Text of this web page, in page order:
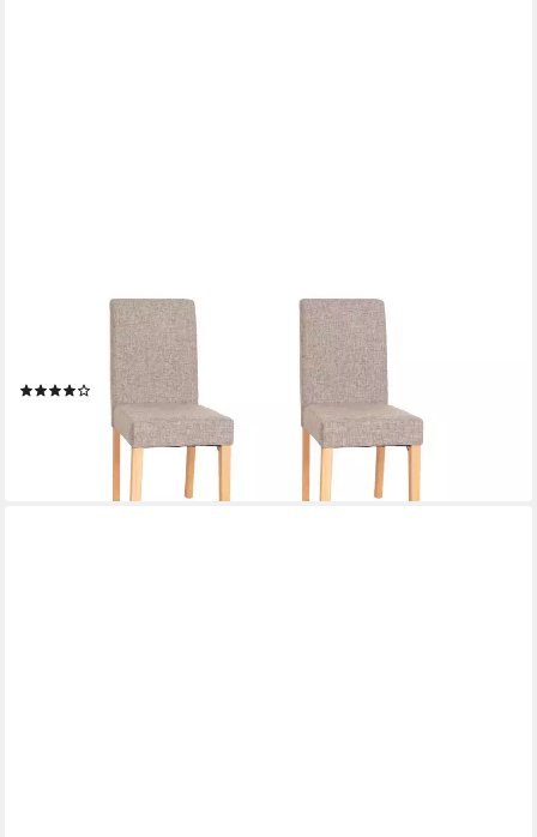
Esszimmerstuhl Littau-s-4 (Set, 4 St), 4er-Set, Rutschfest durch
Kunststoffuntersatz, Komfortable Polsterung
(13)
lieferbar - in 4-5 Werktagen bei dir